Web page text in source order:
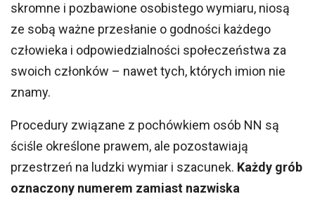
skromne i pozbawione osobistego wymiaru, niosą
ze sobą ważne przesłanie o godności każdego
człowieka i odpowiedzialności społeczeństwa za
swoich członków – nawet tych, których imion nie
znamy.
Procedury związane z pochówkiem osób NN są
ściśle określone prawem, ale pozostawiają
przestrzeń na ludzki wymiar i szacunek. Każdy grób
oznaczony numerem zamiast nazwiska